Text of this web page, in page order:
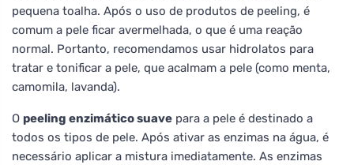
pequena toalha. Após o uso de produtos de peeling, é
comum a pele ficar avermelhada, o que é uma reação
normal. Portanto, recomendamos usar hidrolatos para
tratar e tonificar a pele, que acalmam a pele (como menta,
camomila, lavanda).
O peeling enzimático suave para a pele é destinado a
todos os tipos de pele. Após ativar as enzimas na água, é
necessário aplicar a mistura imediatamente. As enzimas